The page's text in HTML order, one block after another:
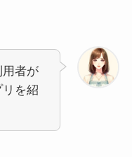
用者が
を紹